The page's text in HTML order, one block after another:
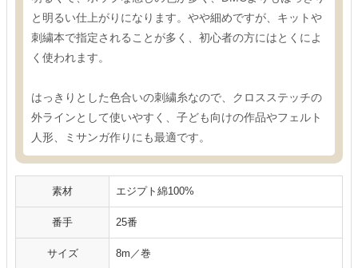
と明るい仕上がりになります。やや細めですが、キットや
刺繍本で指定されることが多く、初心者の方にはとくによ
く使われます。
はっきりとした色合いの刺繍糸なので、クロスステッチの
外ラインとして使いやすく、子ども向けの作品やフェルト
人形、ミサンガ作りにも最適です。
素材 エジプト綿100%
番手 25番
サイズ 8m／巻